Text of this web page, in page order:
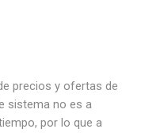
precios y ofertas de
sistema no es a
por lo que a